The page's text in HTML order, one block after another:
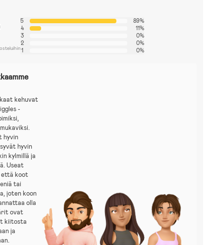
5
89%
4
11%
3
0%
2
0%
1
0%
kehuvat
-
hyvin
hyvin
kylmillä ja
Useat
että koot
tai
joten koon
olla
ovat
kiitosta
ja